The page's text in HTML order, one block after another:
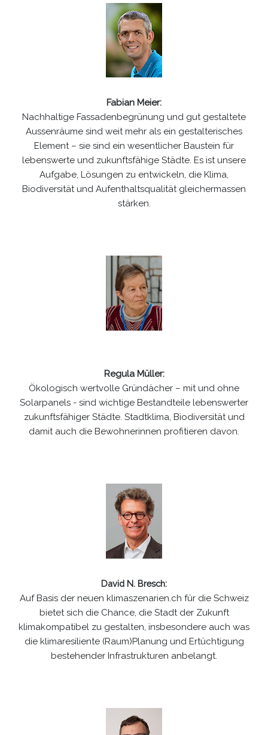
Fabian Meier:
Nachhaltige Fassadenbegrünung und gut gestaltete
Aussenräume sind weit mehr als ein gestalterisches
Element – sie sind ein wesentlicher Baustein für
lebenswerte und zukunftsfähige Städte. Es ist unsere
Aufgabe, Lösungen zu entwickeln, die Klima,
Biodiversität und Aufenthaltsqualität gleichermassen
stärken.
Regula Müller:
Ökologisch wertvolle Gründächer – mit und ohne
Solarpanels - sind wichtige Bestandteile lebenswerter
zukunftsfähiger Städte. Stadtklima, Biodiversität und
damit auch die Bewohnerinnen profitieren davon.
David N. Bresch:
Auf Basis der neuen klimaszenarien.ch für die Schweiz
bietet sich die Chance, die Stadt der Zukunft
klimakompatibel zu gestalten, insbesondere auch was
die klimaresiliente (Raum)Planung und Ertüchtigung
bestehender Infrastrukturen anbelangt.